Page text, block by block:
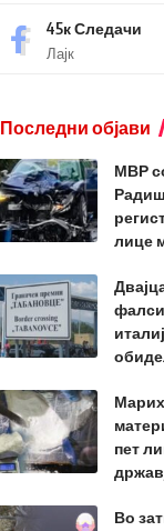
45кСледачи
Лајк
Последни објави
МВР
лице
пет
Во